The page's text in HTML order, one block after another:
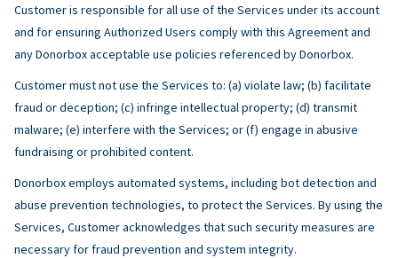
Customer is responsible for all use of the Services under its account
and for ensuring Authorized Users comply with this Agreement and
any Donorbox acceptable use policies referenced by Donorbox.
Customer must not use the Services to: (a) violate law; (b) facilitate
fraud or deception; (c) infringe intellectual property; (d) transmit
malware; (e) interfere with the Services; or (f) engage in abusive
fundraising or prohibited content.
Donorbox employs automated systems, including bot detection and
abuse prevention technologies, to protect the Services. By using the
Services, Customer acknowledges that such security measures are
necessary for fraud prevention and system integrity.